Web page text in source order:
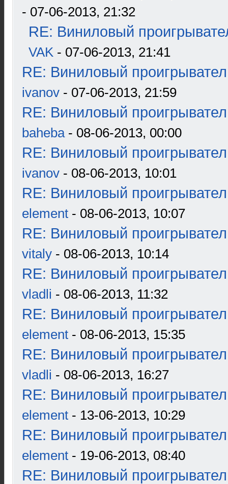
- 07-06-2013, 21:32
RE: Виниловый
VAK - 07-06-2013, 21:41
RE: Виниловый
ivanov - 07-06-2013, 21:59
RE: Виниловый
baheba- 08-06-2013, 00:00
RE: Виниловый
ivanov - 08-06-2013, 10:01
RE: Виниловый
element - 08-06-2013, 10:07
RE: Виниловый
vitaly - 08-06-2013, 10:14
RE: Виниловый
vladli - 08-06-2013, 11:32
RE: Виниловый
element - 08-06-2013, 15:35
RE: Виниловый
vladli - 08-06-2013, 16:27
RE: Виниловый
element - 13-06-2013, 10:29
RE: Виниловый
element - 19-06-2013, 08:40
RE: Виниловый